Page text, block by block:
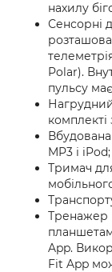
нахилу
Сенсорні
Polar).
пульсу
MP3 і iPod;
Тримач
Тренажер
App.
Fit App